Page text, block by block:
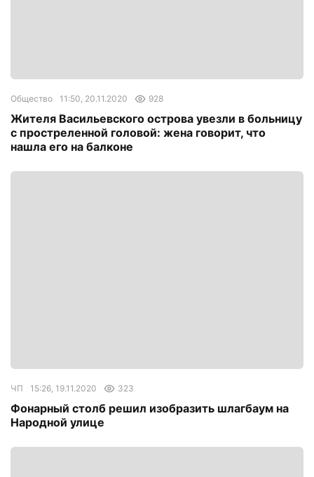
Общество 11:50, 20.11.2020 928
Жителя Васильевского острова увезли в больницу
с простреленной головой: жена говорит, что
нашла его на балконе
ЧП 15:26, 19.11.2020 323
Фонарный столб решил изобразить шлагбаум на
Народной улице